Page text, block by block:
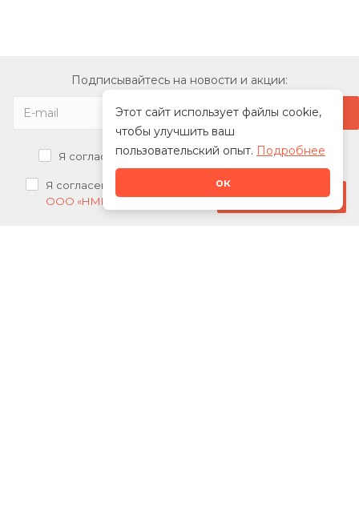
Этот сайт использует файлы cookie,
чтобы улучшить ваш
пользовательский опыт. Подробнее
ок
Подписывайтесь на новости и акции:
Я согласен наобработку персональных данных
Я согласен на
получение рекламных рассылок от
ООО «НМК»
Стать дилером